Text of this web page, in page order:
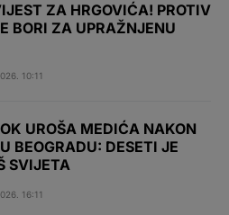
ZA HRGOVIĆA! PROTIV
BORI ZA UPRAŽNJENU
10:11
UROŠA MEDIĆA NAKON
BEOGRADU: DESETI JE
SVIJETA
16:11